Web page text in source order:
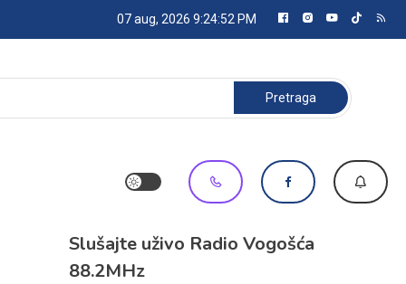
07 aug, 2026 9:24:52 PM
Pretraga:
Slušajte uživo Radio Vogošća
88.2MHz